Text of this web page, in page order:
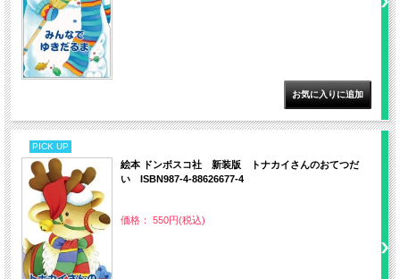
PICK UP
絵本 ドンボスコ社 新装版 トナカイさんのおてつだ
い ISBN987-4-88626677-4
価格： 550円(税込)